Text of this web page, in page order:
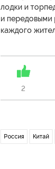
лодки и
и передовыми
каждого
2
Россия Китай